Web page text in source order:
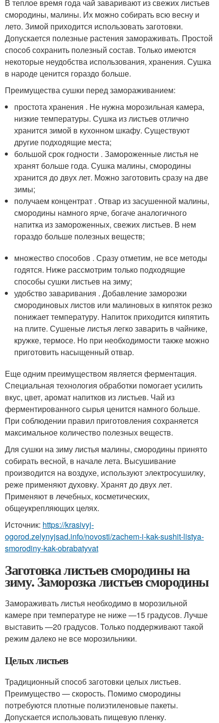
В теплое время года чай заваривают из свежих листьев
смородины, малины. Их можно собирать всю весну и
лето. Зимой приходится использовать заготовки.
Допускается полезные растения замораживать. Простой
способ сохранить полезный состав. Только имеются
некоторые неудобства использования, хранения. Сушка
в народе ценится гораздо больше.
Преимущества сушки перед замораживанием:
простота хранения . Не нужна морозильная камера,
низкие температуры. Сушка из листьев отлично
хранится зимой в кухонном шкафу. Существуют
другие подходящие места;
большой срок годности . Замороженные листья не
хранят больше года. Сушка малины, смородины
хранится до двух лет. Можно заготовить сразу на две
зимы;
получаем концентрат . Отвар из засушенной малины,
смородины намного ярче, богаче аналогичного
напитка из замороженных, свежих листьев. В нем
гораздо больше полезных веществ;
множество способов . Сразу отметим, не все методы
годятся. Ниже рассмотрим только подходящие
способы сушки листьев на зиму;
удобство заваривания . Добавление заморозки
смородиновых листов или малиновых в кипяток резко
понижает температуру. Напиток приходится кипятить
на плите. Сушеные листья легко заварить в чайнике,
кружке, термосе. Но при необходимости также можно
приготовить насыщенный отвар.
Еще одним преимуществом является ферментация.
Специальная технология обработки помогает усилить
вкус, цвет, аромат напитков из листьев. Чай из
ферментированного сырья ценится намного больше.
При соблюдении правил приготовления сохраняется
максимальное количество полезных веществ.
Для сушки на зиму листья малины, смородины принято
собирать весной, в начале лета. Высушивание
производится на воздухе, используют электросушилку,
реже применяют духовку. Хранят до двух лет.
Применяют в лечебных, косметических,
общеукрепляющих целях.
Источник: https://krasivyj-
ogorod.zelynyjsad.info/novosti/zachem-i-kak-sushit-listya-
smorodiny-kak-obrabatyvat
Заготовка листьев смородины на
зиму. Заморозка листьев смородины
Замораживать листья необходимо в морозильной
камере при температуре не ниже —15 градусов. Лучше
выставить —20 градусов. Только поддерживают такой
режим далеко не все морозильники.
Целых листьев
Традиционный способ заготовки целых листьев.
Преимущество — скорость. Помимо смородины
потребуются плотные полиэтиленовые пакеты.
Допускается использовать пищевую пленку.